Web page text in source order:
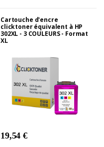
Cartouche d'encre
clicktoner équivalent à HP
302XL - 3 COULEURS - Format
XL
19,54 €